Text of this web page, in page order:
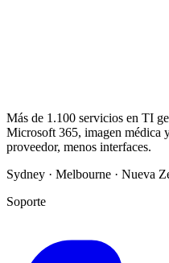
Más de 1.100 servicios en TI
Microsoft 365, imagen médica
proveedor, menos interfaces.
Sydney · Melbourne · Nueva
Soporte